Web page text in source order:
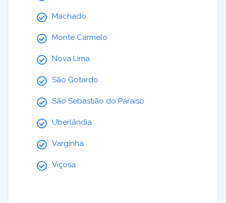
Machado
Monte Carmelo
Nova Lima
São Gotardo
São Sebastião do Paraíso
Uberlândia
Varginha
Viçosa